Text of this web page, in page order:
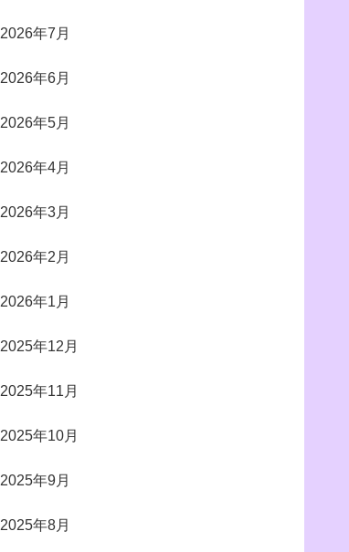
2026年7月
2026年6月
2026年5月
2026年4月
2026年3月
2026年2月
2026年1月
2025年12月
2025年11月
2025年10月
2025年9月
2025年8月